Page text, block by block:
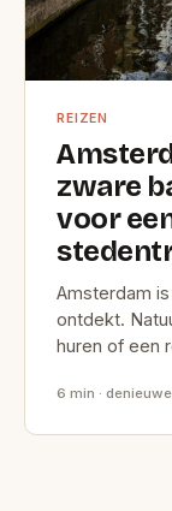
REIZEN
zware
voor
Amsterdam
ontdekt.
huren of een
6 min ·